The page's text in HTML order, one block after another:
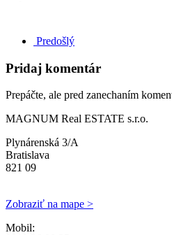
Predošlý
Pridaj komentár
Prepáčte, ale pred zanechaním
MAGNUM Real ESTATE s.r.o.
Plynárenská 3/A
Bratislava
821 09
Zobraziť na mape >
Mobil: